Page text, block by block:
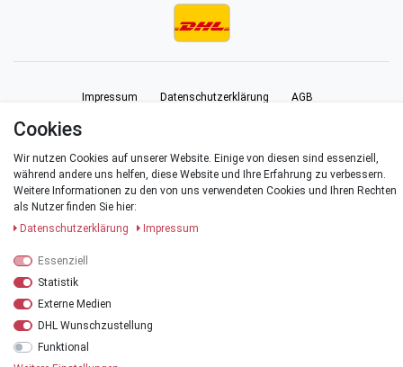
Impressum Daten­schutz­erklärung AGB
Kontakt
**Versandkostenfrei innerhalb Deutschlands ab einem Warenwert von 20 €
Cookies
Wir nutzen Cookies auf unserer Website. Einige von diesen sind essenziell,
während andere uns helfen, diese Website und Ihre Erfahrung zu verbessern.
Weitere Informationen zu den von uns verwendeten Cookies und Ihren Rechten
als Nutzer finden Sie hier:
Daten­schutz­erklärung
Impressum
Essenziell
Statistik
Externe Medien
DHL Wunschzustellung
Funktional